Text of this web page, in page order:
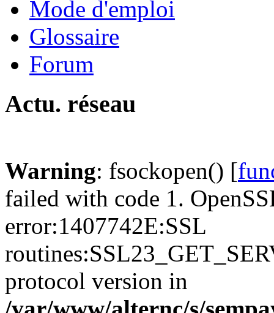
Mode d'emploi
Glossaire
Forum
Actu. réseau
Warning: fsockopen() [
failed with code 1.
error:1407742E:SSL
protocol version in